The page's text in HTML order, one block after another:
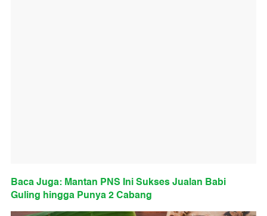
Baca Juga: Mantan PNS Ini Sukses Jualan Babi
Guling hingga Punya 2 Cabang